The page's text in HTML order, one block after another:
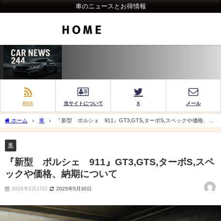
車のニュースとお得情報
RSS 当サイトについて X メール
ホーム 車
『新型 ポルシェ 911』GT3,GTS,ターボS,スペックや価格、納
期について
車
『新型 ポルシェ 911』GT3,GTS,ターボS,スペ
ックや価格、納期について
2025年2月17日 2025年5月30日